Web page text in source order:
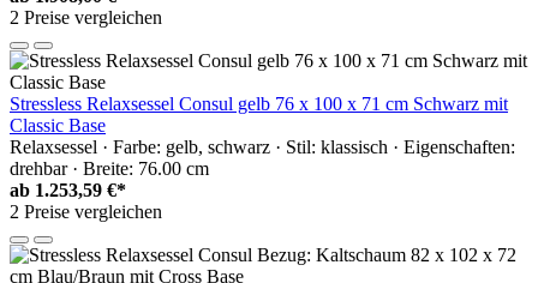
2 Preise vergleichen
Stressless Relaxsessel Consul gelb 76 x 100 x 71 cm Schwarz mit
Classic Base
Relaxsessel · Farbe: gelb, schwarz · Stil: klassisch · Eigenschaften:
drehbar · Breite: 76.00 cm
ab 1.253,59 €*
2 Preise vergleichen